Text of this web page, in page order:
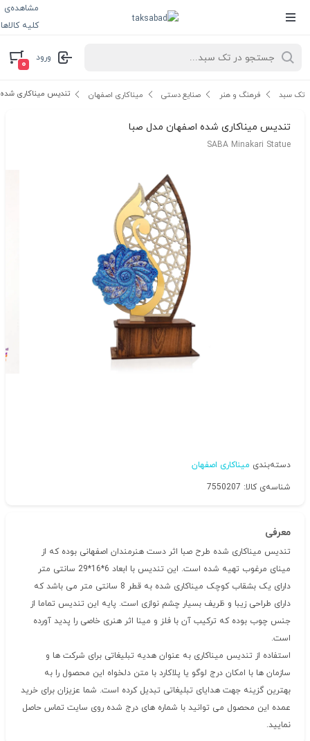
مشاهده‌ی
کلیه کالاها
ورود
۰
تک سبد فرهنگ و هنر صنایع دستی میناکاری اصفهان تندیس میناکاری
تندیس میناکاری شده اصفهان مدل صبا
SABA Minakari Statue
دسته‌بندی میناکاری اصفهان
شناسه‌ی کالا: 7550207
معرفی
تندیس میناکاری شده طرح صبا اثر دست هنرمندان اصفهانی بوده که از
مینای مرغوب تهیه شده است. این تندیس با ابعاد 6*16*29 سانتی متر
دارای یک بشقاب کوچک میناکاری شده به قطر 8 سانتی متر می باشد که
دارای طراحی زیبا و ظریف بسیار چشم نوازی است. پایه این تندیس تماما از
جنس چوب بوده که ترکیب آن با فلز و مینا اثر هنری خاصی را پدید آورده
است.
استفاده از تندیس میناکاری به عنوان هدیه تبلیغاتی برای شرکت ها و
سازمان ها با امکان درج لوگو یا پلاکارد با متن دلخواه این محصول را به
بهترین گزینه جهت هدایای تبلیغاتی تبدیل کرده است. شما عزیزان برای خرید
عمده این محصول می توانید با شماره های درج شده روی سایت تماس حاصل
نمایید.